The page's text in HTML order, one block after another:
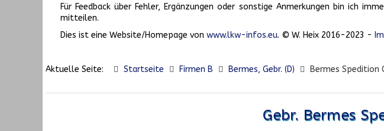
Für Feedback über Fehler, Ergänzungen oder sonstige Anmerkungen bin ich
mitteilen.
Dies ist eine Website/Homepage von www.lkw-infos.eu. © W. Heix 2016-2023 -
Aktuelle Seite: Startseite Firmen B Bermes, Gebr. (D) Bermes Spedition
Gebr. Bermes